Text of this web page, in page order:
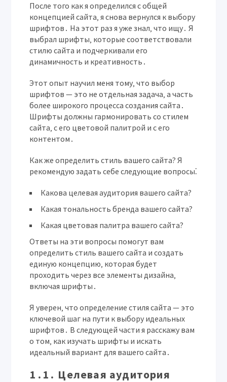
После того как я определился с общей
концепцией сайта‚ я снова вернулся к выбору
шрифтов․ На этот раз я уже знал‚ что ищу․ Я
выбрал шрифты‚ которые соответствовали
стилю сайта и подчеркивали его
динамичность и креативность․
Этот опыт научил меня тому‚ что выбор
шрифтов — это не отдельная задача‚ а часть
более широкого процесса создания сайта․
Шрифты должны гармонировать со стилем
сайта‚ с его цветовой палитрой и с его
контентом․
Как же определить стиль вашего сайта? Я
рекомендую задать себе следующие вопросы⁚
Какова целевая аудитория вашего сайта?
Какая тональность бренда вашего сайта?
Какая цветовая палитра вашего сайта?
Ответы на эти вопросы помогут вам
определить стиль вашего сайта и создать
единую концепцию‚ которая будет
проходить через все элементы дизайна‚
включая шрифты․
Я уверен‚ что определение стиля сайта — это
ключевой шаг на пути к выбору идеальных
шрифтов․ В следующей части я расскажу вам
о том‚ как изучать шрифты и искать
идеальный вариант для вашего сайта․
1․1․ Целевая аудитория